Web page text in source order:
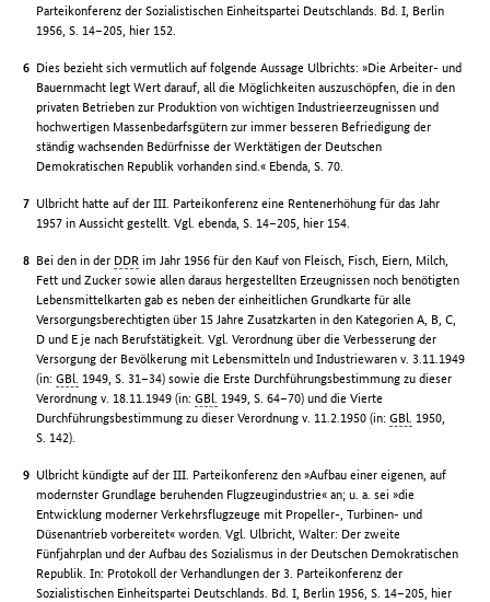
Parteikonferenz der Sozialistischen Einheitspartei Deutschlands. Bd. I, Berlin
1956, S. 14–205, hier 152.
Dies bezieht sich vermutlich auf folgende Aussage Ulbrichts: »Die Arbeiter- und
Bauernmacht legt Wert darauf, all die Möglichkeiten auszuschöpfen, die in den
privaten Betrieben zur Produktion von wichtigen Industrieerzeugnissen und
hochwertigen Massenbedarfsgütern zur immer besseren Befriedigung der
ständig wachsenden Bedürfnisse der Werktätigen der Deutschen
Demokratischen Republik vorhanden sind.« Ebenda, S. 70.
Ulbricht hatte auf der III. Parteikonferenz eine Rentenerhöhung für das Jahr
1957 in Aussicht gestellt. Vgl. ebenda, S. 14–205, hier 154.
Bei den in der DDR im Jahr 1956 für den Kauf von Fleisch, Fisch, Eiern, Milch,
Fett und Zucker sowie allen daraus hergestellten Erzeugnissen noch benötigten
Lebensmittelkarten gab es neben der einheitlichen Grundkarte für alle
Versorgungsberechtigten über 15 Jahre Zusatzkarten in den Kategorien A, B, C,
D und E je nach Berufstätigkeit. Vgl. Verordnung über die Verbesserung der
Versorgung der Bevölkerung mit Lebensmitteln und Industriewaren v. 3.11.1949
(in:GBl. 1949, S. 31–34) sowie die Erste Durchführungsbestimmung zu dieser
Verordnung v. 18.11.1949 (in:GBl. 1949, S. 64–70) und die Vierte
Durchführungsbestimmung zu dieser Verordnung v. 11.2.1950 (in:GBl. 1950,
S. 142).
Ulbricht kündigte auf der III. Parteikonferenz den »Aufbau einer eigenen, auf
modernster Grundlage beruhenden Flugzeugindustrie« an; u. a. sei »die
Entwicklung moderner Verkehrsflugzeuge mit Propeller-, Turbinen- und
Düsenantrieb vorbereitet« worden. Vgl. Ulbricht, Walter: Der zweite
Fünfjahrplan und der Aufbau des Sozialismus in der Deutschen Demokratischen
Republik. In: Protokoll der Verhandlungen der 3. Parteikonferenz der
Sozialistischen Einheitspartei Deutschlands. Bd. I, Berlin 1956, S. 14–205, hier